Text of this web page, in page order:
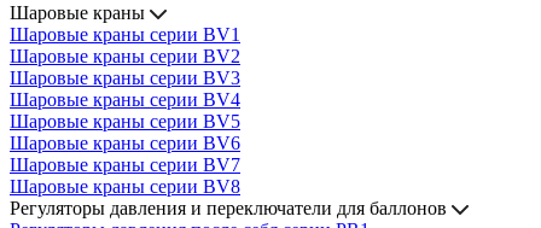
Шаровые краны
Шаровые краны серии BV1
Шаровые краны серии BV2
Шаровые краны серии BV3
Шаровые краны серии BV4
Шаровые краны серии BV5
Шаровые краны серии BV6
Шаровые краны серии BV7
Шаровые краны серии BV8
Регуляторы давления и переключатели для баллонов